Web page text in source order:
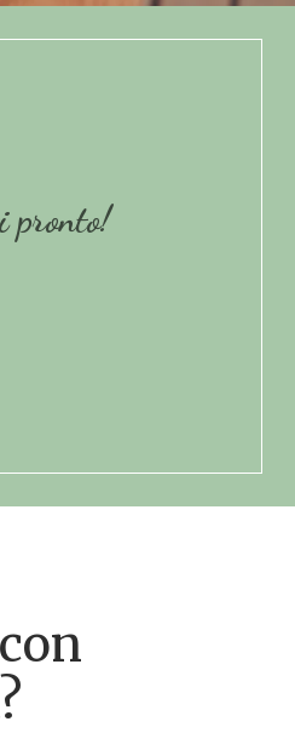
pronto!